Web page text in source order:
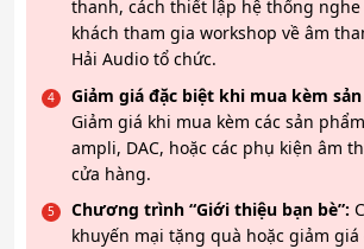
thanh, cách thiết lập hệ thống nghe
khách tham gia workshop về âm
Hải Audio tổ chức.
Giảm giá đặc biệt khi mua kèm
Giảm giá khi mua kèm các sản
ampli, DAC, hoặc các phụ kiện âm
cửa hàng.
Chương trình “Giới thiệu bạn bè”:
khuyến mại tặng quà hoặc giảm